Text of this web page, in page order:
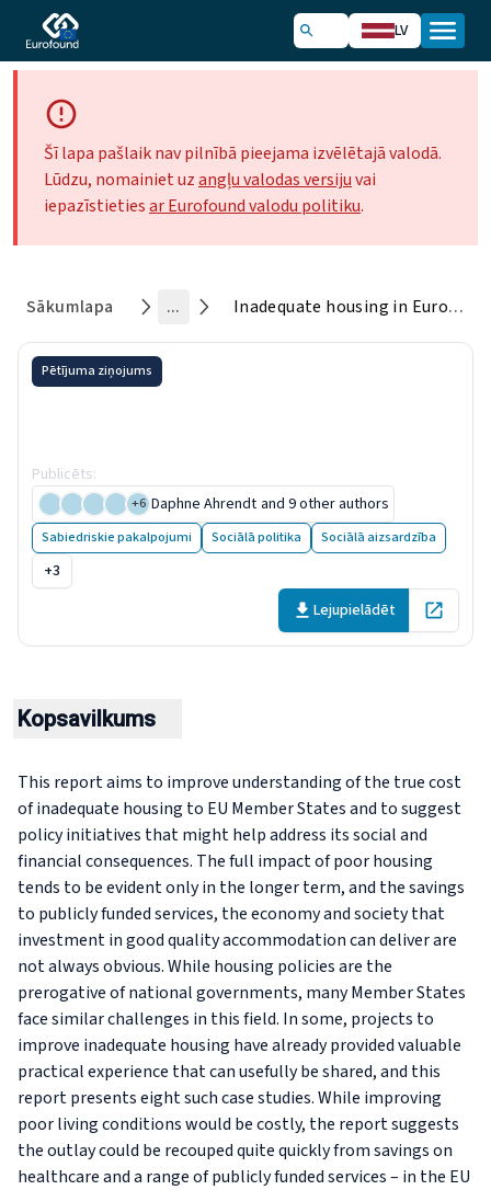
LV
Šī lapa pašlaik nav pilnībā pieejama izvēlētajā valodā.
Lūdzu, nomainiet uzangļu valodas versijuvai
iepazīstietiesar Eurofound valodu politiku.
Sākumlapa ... Inadequate housing in Europe: Costs and consequences
Pētījuma ziņojums
Publicēts:
+6 Daphne Ahrendt and 9 other authors
Sabiedriskie pakalpojumi Sociālā politika Sociālā aizsardzība
+3
Lejupielādēt
Open in
Kopsavilkums
This report aims to improve understanding of the true cost
of inadequate housing to EU Member States and to suggest
policy initiatives that might help address its social and
financial consequences. The full impact of poor housing
tends to be evident only in the longer term, and the savings
to publicly funded services, the economy and society that
investment in good quality accommodation can deliver are
not always obvious. While housing policies are the
prerogative of national governments, many Member States
face similar challenges in this field. In some, projects to
improve inadequate housing have already provided valuable
practical experience that can usefully be shared, and this
report presents eight such case studies. While improving
poor living conditions would be costly, the report suggests
the outlay could be recouped quite quickly from savings on
healthcare and a range of publicly funded services – in the EU